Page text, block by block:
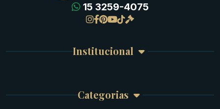
15 3259-4075
Institucional
Meus Pedidos
Carrinho de Compra
Atendimento
Categorias
Gregas
Byzantinas
Bíblicas
Ouro